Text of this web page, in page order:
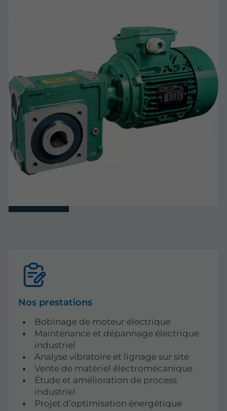
Nos prestations
Bobinage de moteur électrique
Maintenance et dépannage électrique
industriel
Analyse vibratoire et lignage sur site
Vente de matériel électromécanique
Étude et amélioration de process
industriel
Projet d’optimisation énergétique